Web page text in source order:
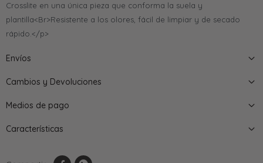
Crosslite en una única pieza que conforma la suela y
plantilla<Br>Resistente a los olores, fácil de limpiar y de secado
rápido.</p>
Envíos
Cambios y Devoluciones
Medios de pago
Características